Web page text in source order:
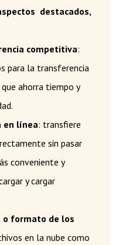
destacados,
competitiva:
para la transferencia
ahorra tiempo y
en línea: transfiere
sin pasar
conveniente y
y cargar
formato de los
en la nube como